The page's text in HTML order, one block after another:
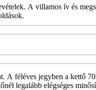
A villamos ív és
A féléves jegyben a kettő
legalább elégséges